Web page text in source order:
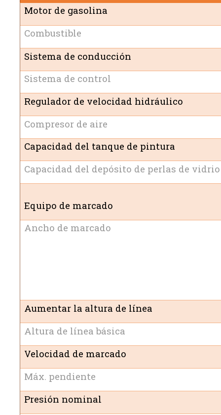
Motor de gasolina
Combustible
Sistema de conducción
Sistema de control
Regulador de velocidad hidráulico
Compresor de aire
Capacidad del tanque de pintura
Capacidad del depósito de perlas de vidrio
Equipo de marcado
Ancho de marcado
Aumentar la altura de línea
Altura de línea básica
Velocidad de marcado
Máx. pendiente
Presión nominal